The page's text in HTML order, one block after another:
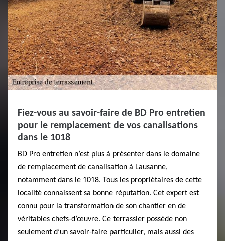
Fiez-vous au savoir-faire de BD Pro entretien
pour le remplacement de vos canalisations
dans le 1018
BD Pro entretien n’est plus à présenter dans le domaine
de remplacement de canalisation à Lausanne,
notamment dans le 1018. Tous les propriétaires de cette
localité connaissent sa bonne réputation. Cet expert est
connu pour la transformation de son chantier en de
véritables chefs-d’œuvre. Ce terrassier possède non
seulement d’un savoir-faire particulier, mais aussi des